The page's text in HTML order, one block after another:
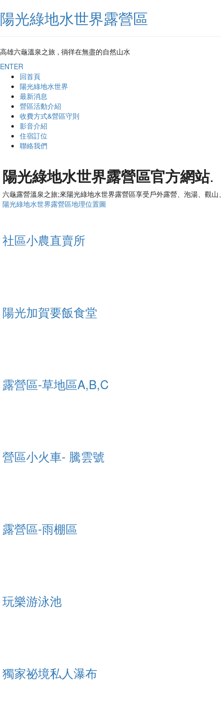
陽光綠地水世界露營區
高雄六龜溫泉之旅 , 徜徉在無盡的自然山水
ENTER
回首頁
陽光綠地水世界
最新消息
營區活動介紹
收費方式&營區守則
影音介紹
住宿訂位
聯絡我們
陽光綠地水世界露營區官方網站.
六龜露營溫泉之旅;來陽光綠地水世界露營區享受戶外露營、泡湯、觀
陽光綠地水世界露營區地理位置圖
社區小農直賣所
陽光加賀要飯食堂
露營區-草地區A,B,C
營區小火車- 騰雲號
露營區-雨棚區
玩樂游泳池
獨家祕境私人瀑布